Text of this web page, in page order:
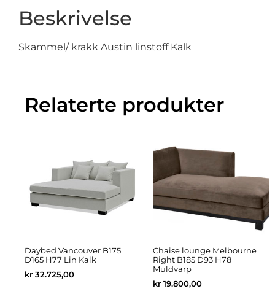
Beskrivelse
Skammel/ krakk Austin linstoff Kalk
Relaterte produkter
Daybed Vancouver B175
D165 H77 Lin Kalk
kr 32.725,00
Chaise lounge Melbourne
Right B185 D93 H78
Muldvarp
kr 19.800,00